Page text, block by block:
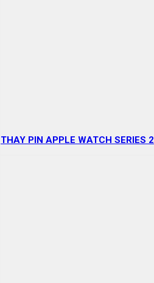
THAY PIN APPLE WATCH SERIES 2